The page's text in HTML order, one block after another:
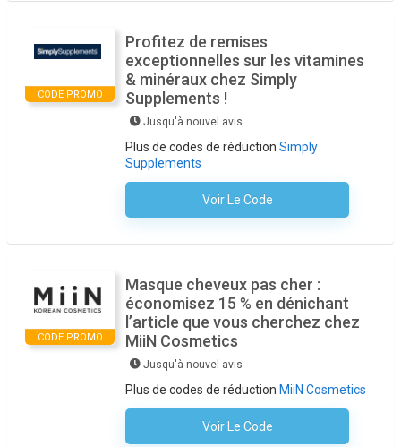
CODE PROMO
Profitez de remises
exceptionnelles sur les vitamines
& minéraux chez Simply
Supplements !
Jusqu'à nouvel avis
Plus de codes de réduction Simply
Supplements
Voir Le Code
Aucun Code N'est Nécessaire
CODE PROMO
Masque cheveux pas cher :
économisez 15 % en dénichant
l’article que vous cherchez chez
MiiΝ Cosmetics
Jusqu'à nouvel avis
Plus de codes de réduction MiiN Cosmetics
Voir Le Code
Aucun Code N'est Nécessaire